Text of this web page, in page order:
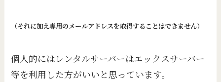
（それに加え専用のメールアドレスを取得することはできません）
個人的にはレンタルサーバーはエックスサーバー
等を利用した方がいいと思っています。